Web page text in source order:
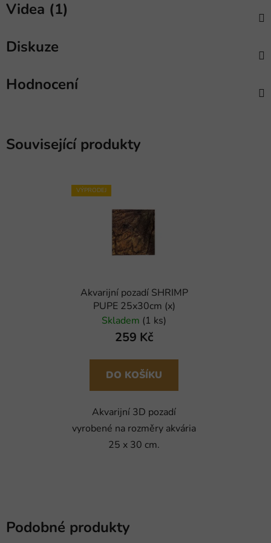
Videa (1)
Diskuze
Hodnocení
Související produkty
VÝPRODEJ
Akvarijní pozadí SHRIMP
PUPE 25x30cm (x)
Skladem (1 ks)
259 Kč
DO KOŠÍKU
Akvarijní 3D pozadí
vyrobené na rozměry akvária
25 x 30 cm.
Podobné produkty